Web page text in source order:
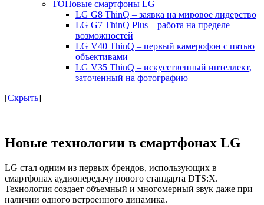
ТОПовые смартфоны LG
LG G8 ThinQ – заявка на мировое лидерство
LG G7 ThinQ Plus – работа на пределе
возможностей
LG V40 ThinQ – первый камерофон с пятью
объективами
LG V35 ThinQ – искусственный интеллект,
заточенный на фотографию
[Скрыть]
Новые технологии в смартфонах LG
LG стал одним из первых брендов, использующих в
смартфонах аудиопередачу нового стандарта DTS:X.
Технология создает объемный и многомерный звук даже при
наличии одного встроенного динамика.